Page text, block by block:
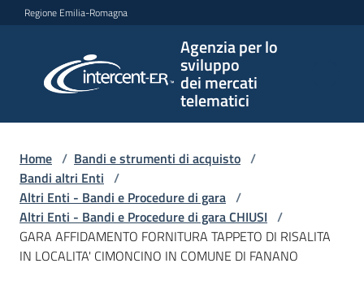
Vai al contenuto
Vai alla navigazione
Vai al footer
Regione Emilia-Romagna
Agenzia per lo
sviluppo
dei mercati
telematici
per lo
sviluppo
telematici
L'Agenzia
Home / Bandi e strumenti di acquisto /
Bandi altri Enti /
Altri Enti - Bandi e Procedure di gara /
Altri Enti - Bandi e Procedure di gara CHIUSI /
GARA AFFIDAMENTO FORNITURA TAPPETO DI RISALITA
IN LOCALITA' CIMONCINO IN COMUNE DI FANANO